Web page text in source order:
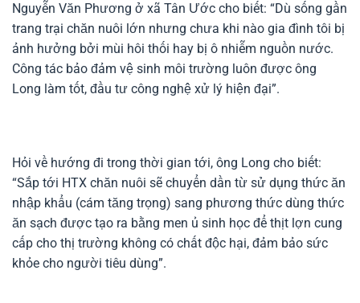
Nguyễn Văn Phương ở xã Tân Ước cho biết: “Dù sống gần
trang trại chăn nuôi lớn nhưng chưa khi nào gia đình tôi bị
ảnh hưởng bởi mùi hôi thối hay bị ô nhiễm nguồn nước.
Công tác bảo đảm vệ sinh môi trường luôn được ông
Long làm tốt, đầu tư công nghệ xử lý hiện đại”.
Hỏi về hướng đi trong thời gian tới, ông Long cho biết:
“Sắp tới HTX chăn nuôi sẽ chuyển dần từ sử dụng thức ăn
nhập khẩu (cám tăng trọng) sang phương thức dùng thức
ăn sạch được tạo ra bằng men ủ sinh học để thịt lợn cung
cấp cho thị trường không có chất độc hại, đảm bảo sức
khỏe cho người tiêu dùng”.